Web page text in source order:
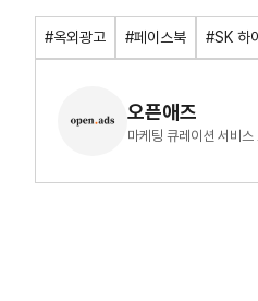
#옥외광고 #페이스북 #SK 하
오픈애즈
마케팅 큐레이션 서비